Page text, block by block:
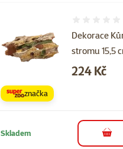
Dekorace
stromu 15,5
Cena
224 Kč
značka
Skladem do